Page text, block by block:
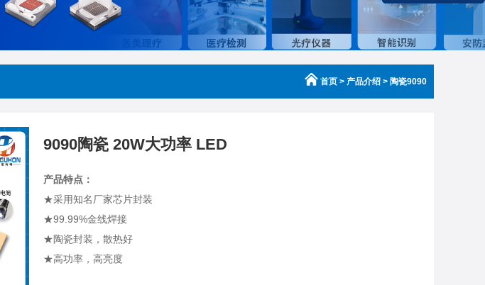
首页 > 产品介绍 > 陶瓷9090
9090陶瓷 20W大功率 LED
产品特点：
★采用知名厂家芯片封装
★99.99%金线焊接
★陶瓷封装，散热好
★高功率，高亮度